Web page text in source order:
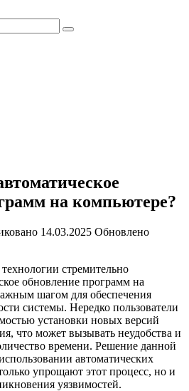
на компьютере?
14.03.2025 Обновлено
стремительно
обновление программ на
шагом для обеспечения
системы. Нередко пользователи
установки новых версий
что может вызывать неудобства и
времени. Решение данной
автоматических
упрощают этот процесс, но и
уязвимостей.